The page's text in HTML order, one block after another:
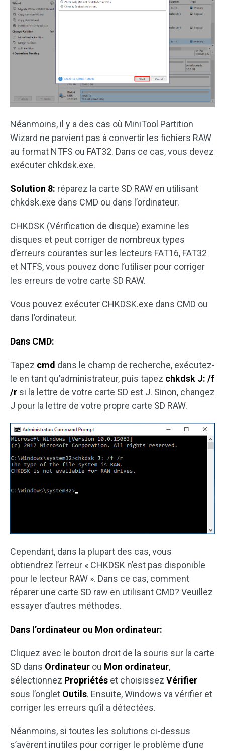
Néanmoins, il y a des cas où MiniTool Partition
Wizard ne parvient pas à convertir les fichiers RAW
au format NTFS ou FAT32. Dans ce cas, vous devez
exécuter chkdsk.exe.
Solution 8: réparez la carte SD RAW en utilisant
chkdsk.exe dans CMD ou dans l’ordinateur.
CHKDSK (Vérification de disque) examine les
disques et peut corriger de nombreux types
d’erreurs courantes sur les lecteurs FAT16, FAT32
et NTFS, vous pouvez donc l’utiliser pour corriger
les erreurs de votre carte SD RAW.
Vous pouvez exécuter CHKDSK.exe dans CMD ou
dans l’ordinateur.
Dans CMD:
Tapez cmd dans le champ de recherche, exécutez-
le en tant qu’administrateur, puis tapez chkdsk J: /f
/r si la lettre de votre carte SD est J. Sinon, changez
J pour la lettre de votre propre carte SD RAW.
Cependant, dans la plupart des cas, vous
obtiendrez l’erreur « CHKDSK n’est pas disponible
pour le lecteur RAW ». Dans ce cas, comment
réparer une carte SD raw en utilisant CMD? Veuillez
essayer d’autres méthodes.
Dans l’ordinateur ou Mon ordinateur:
Cliquez avec le bouton droit de la souris sur la carte
SD dans Ordinateur ou Mon ordinateur,
sélectionnez Propriétés et choisissez Vérifier
sous l’onglet Outils. Ensuite, Windows va vérifier et
corriger les erreurs qu’il a détectées.
Néanmoins, si toutes les solutions ci-dessus
s’avèrent inutiles pour corriger le problème d’une